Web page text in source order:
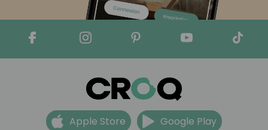
Apple Store Google Play